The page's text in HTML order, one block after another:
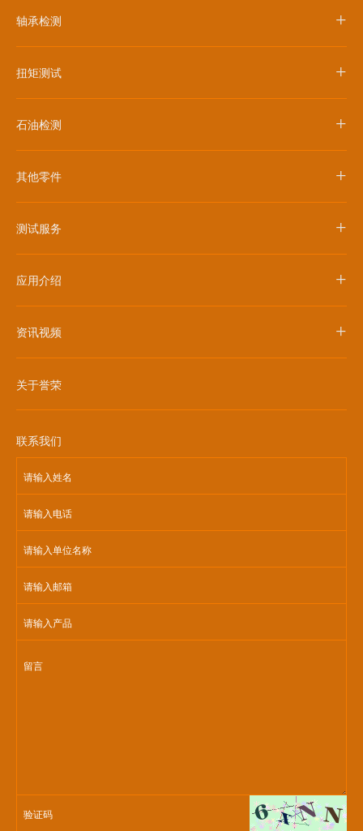
轴承检测 +
扭矩测试 +
石油检测 +
其他零件 +
测试服务 +
应用介绍 +
资讯视频 +
关于誉荣
联系我们